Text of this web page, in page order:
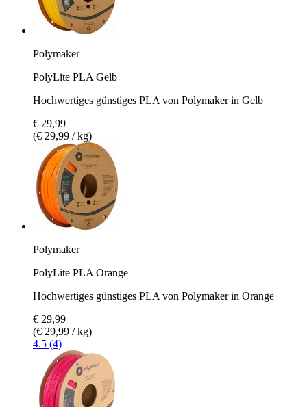
Polymaker
PolyLite PLA Gelb
Hochwertiges günstiges PLA von Polymaker in Gelb
€ 29,99
(€ 29,99 / kg)
Polymaker
PolyLite PLA Orange
Hochwertiges günstiges PLA von Polymaker in Orange
€ 29,99
(€ 29,99 / kg)
4.5 (4)